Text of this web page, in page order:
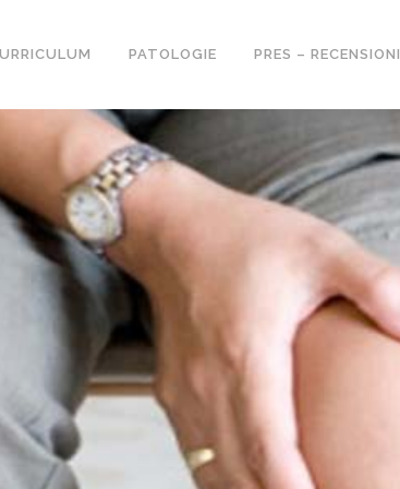
PATOLOGIE PRES – RECENSIONI